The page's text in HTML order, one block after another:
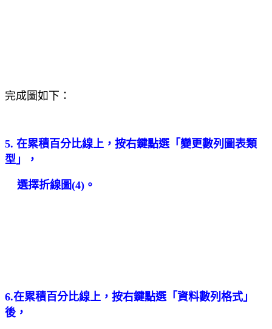
完成圖如下：
5. 在累積百分比線上，按右鍵點選「變更數列圖表類
型」，
選擇折線圖(4) 。
6.在累積百分比線上，按右鍵點選「資料數列格式」
後，